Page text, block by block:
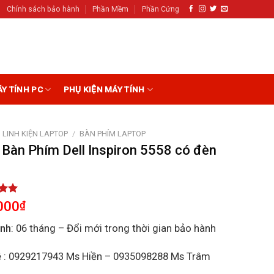
Chính sách bảo hành Phần Mềm Phần Cứng
TÍNH PC PHỤ KIỆN MÁY TÍNH
LINH KIỆN LAPTOP / BÀN PHÍM LAPTOP
Phím Dell Inspiron 5558 có đèn
₫
: 06 tháng – Đổi mới trong thời gian bảo hành
: 0929217943 Ms Hiền – 0935098288 Ms Trâm